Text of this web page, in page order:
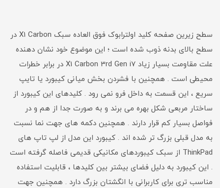
سطح زیرین صفحه کلید اولترابوک فوق العاده سبک X1 Carbon در
سطح بالای بدنه ذوب شده است ؛ این موضوع خود نشان دهنده
علت مقاومت بسیار زیاد X1 Carbon 3rd Gen i7 در برابر خطرات
محیطی است . همچنین با فشردن بخش میانی کیبورد یا تایپ
سریع ، این قسمت به داخل فرو نمی رود . کلیدهای این کیبورد از
ساختار مربعی شکل بهره می برند و به صورت جدا از هم و در
فواصل بسیار کم قرار دارند . همچنین دکمه های جهت نما نسبت
به مدل قبلی بزرگ تر شده اند . کیبورد این مدل از لپ تاپ های
ThinkPad از سبک کیبوردهای مکانیکی قدیمی فاصله گرفته است
. این کیبورد به دلیل فضای بیشتر بین کلیدها ، قابلیت استفاده
مناسب تری برای کاربرانی با انگشتان بزرگ دارد . همچنین جهت